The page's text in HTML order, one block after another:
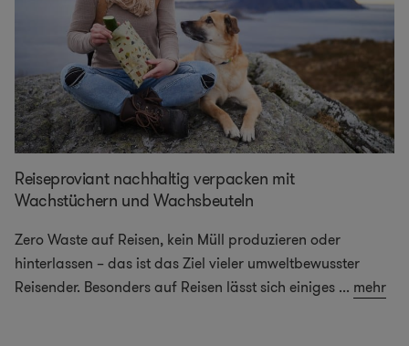
Reiseproviant nachhaltig verpacken mit
Wachstüchern und Wachsbeuteln
Zero Waste auf Reisen, kein Müll produzieren oder
hinterlassen – das ist das Ziel vieler umweltbewusster
Reisender. Besonders auf Reisen lässt sich einiges ... mehr